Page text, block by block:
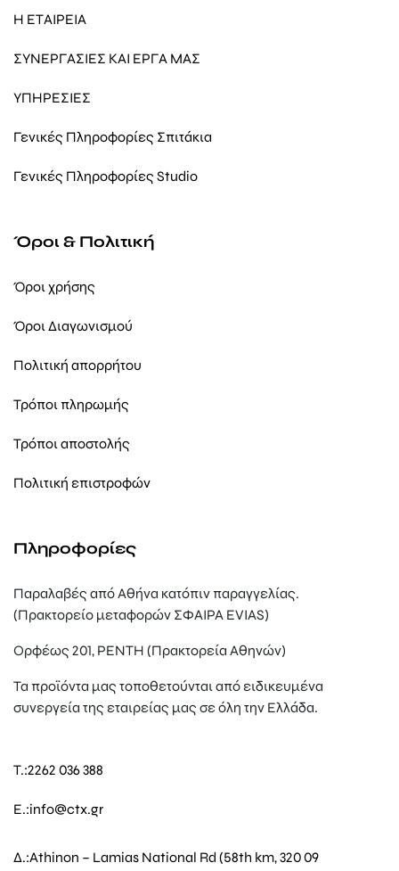
Η ΕΤΑΙΡΕΙΑ
ΣΥΝΕΡΓΑΣΙΕΣ ΚΑΙ ΕΡΓΑ ΜΑΣ
ΥΠΗΡΕΣΙΕΣ
Γενικές Πληροφορίες Σπιτάκια
Γενικές Πληροφορίες Studio
Όροι & Πολιτική
Όροι χρήσης
Όροι Διαγωνισμού
Πολιτική απορρήτου
Τρόποι πληρωμής
Τρόποι αποστολής
Πολιτική επιστροφών
Πληροφορίες
Παραλαβές από Αθήνα κατόπιν παραγγελίας.
(Πρακτορείο μεταφορών ΣΦΑΙΡΑ EVIAS)
Ορφέως 201, ΡΕΝΤΗ (Πρακτορεία Αθηνών)
Τα προϊόντα μας τοποθετούνται από ειδικευμένα
συνεργεία της εταιρείας μας σε όλη την Ελλάδα.
T.:2262 036 388
E.:info@ctx.gr
Δ.:Athinon – Lamias National Rd (58th km, 320 09